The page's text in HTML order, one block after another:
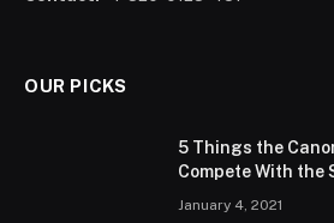
OUR PICKS
5 Things the
Compete With the
January 4, 2021